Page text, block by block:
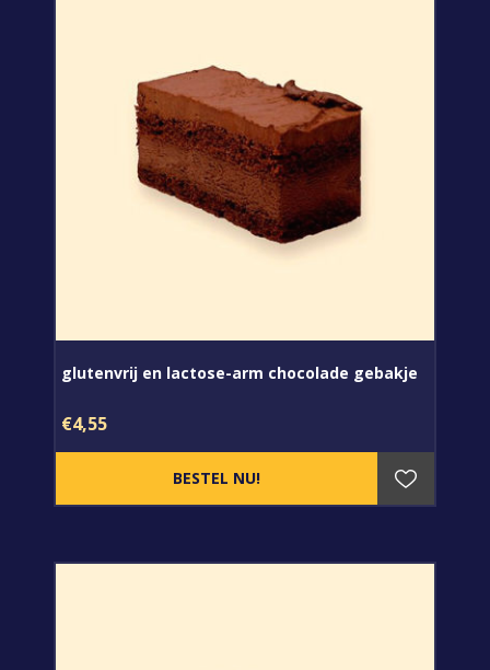
glutenvrij en lactose-arm chocolade gebakje
€4,55